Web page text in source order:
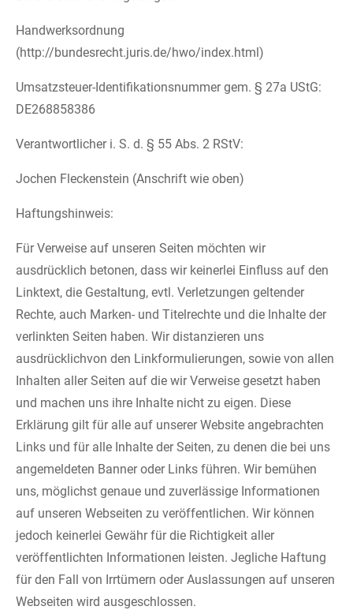
Handwerksordnung
(http://bundesrecht.juris.de/hwo/index.html)
Umsatzsteuer-Identifikationsnummer gem. § 27a UStG:
DE268858386
Verantwortlicher i. S. d. § 55 Abs. 2 RStV:
Jochen Fleckenstein (Anschrift wie oben)
Haftungshinweis:
Für Verweise auf unseren Seiten möchten wir
ausdrücklich betonen, dass wir keinerlei Einfluss auf den
Linktext, die Gestaltung, evtl. Verletzungen geltender
Rechte, auch Marken- und Titelrechte und die Inhalte der
verlinkten Seiten haben. Wir distanzieren uns
ausdrücklichvon den Linkformulierungen, sowie von allen
Inhalten aller Seiten auf die wir Verweise gesetzt haben
und machen uns ihre Inhalte nicht zu eigen. Diese
Erklärung gilt für alle auf unserer Website angebrachten
Links und für alle Inhalte der Seiten, zu denen die bei uns
angemeldeten Banner oder Links führen. Wir bemühen
uns, möglichst genaue und zuverlässige Informationen
auf unseren Webseiten zu veröffentlichen. Wir können
jedoch keinerlei Gewähr für die Richtigkeit aller
veröffentlichten Informationen leisten. Jegliche Haftung
für den Fall von Irrtümern oder Auslassungen auf unseren
Webseiten wird ausgeschlossen.